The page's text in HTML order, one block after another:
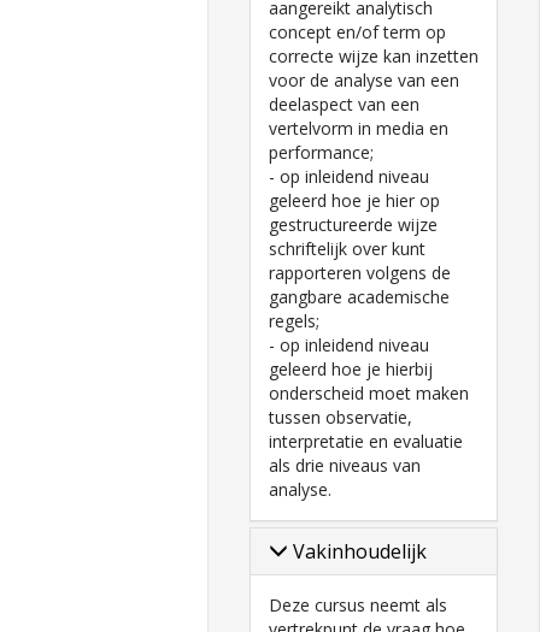
aangereikt analytisch
concept en/of term op
correcte wijze kan inzetten
voor de analyse van een
deelaspect van een
vertelvorm in media en
performance;
- op inleidend niveau
geleerd hoe je hier op
gestructureerde wijze
schriftelijk over kunt
rapporteren volgens de
gangbare academische
regels;
- op inleidend niveau
geleerd hoe je hierbij
onderscheid moet maken
tussen observatie,
interpretatie en evaluatie
als drie niveaus van
analyse.
Vakinhoudelijk
Deze cursus neemt als